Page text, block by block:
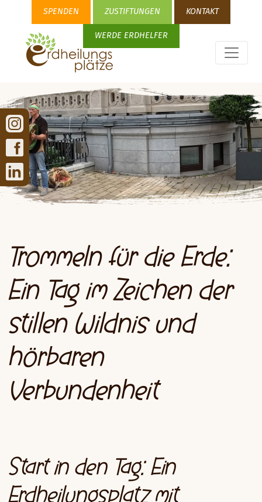
SPENDEN ZUSTIFTUNGEN KONTAKT
WERDE ERDHELFER
Trommeln für die Erde:
Ein Tag im Zeichen der
stillen Wildnis und
hörbaren
Verbundenheit
Start in den Tag: Ein
Erdheilungsplatz mit